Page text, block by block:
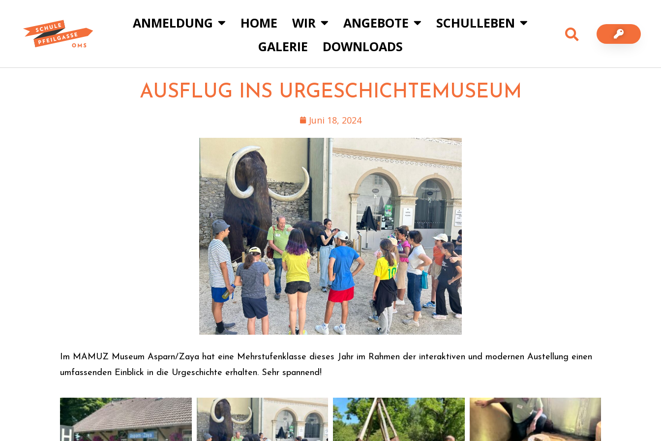
ANMELDUNG HOME WIR ANGEBOTE
SCHULLEBEN
GALERIE
DOWNLOADS
AUSFLUG INS URGESCHICHTEMUSEUM
Juni 18, 2024
Im MAMUZ Museum Asparn/Zaya hat eine Mehrstufenklasse dieses Jahr im Rahmen der interaktiven und modernen Austellung einen
umfassenden Einblick in die Urgeschichte erhalten. Sehr spannend!